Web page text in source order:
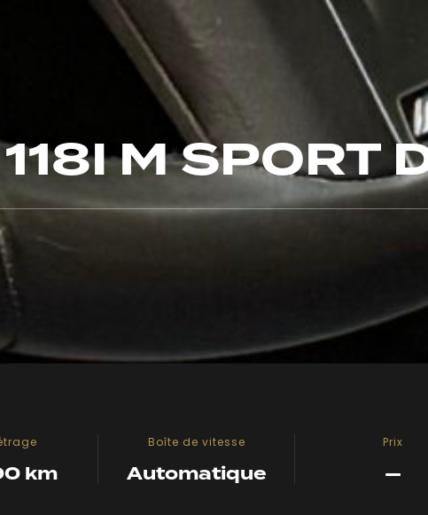
M SPORT
km
Boîte de vitesse
Automatique
Prix
—